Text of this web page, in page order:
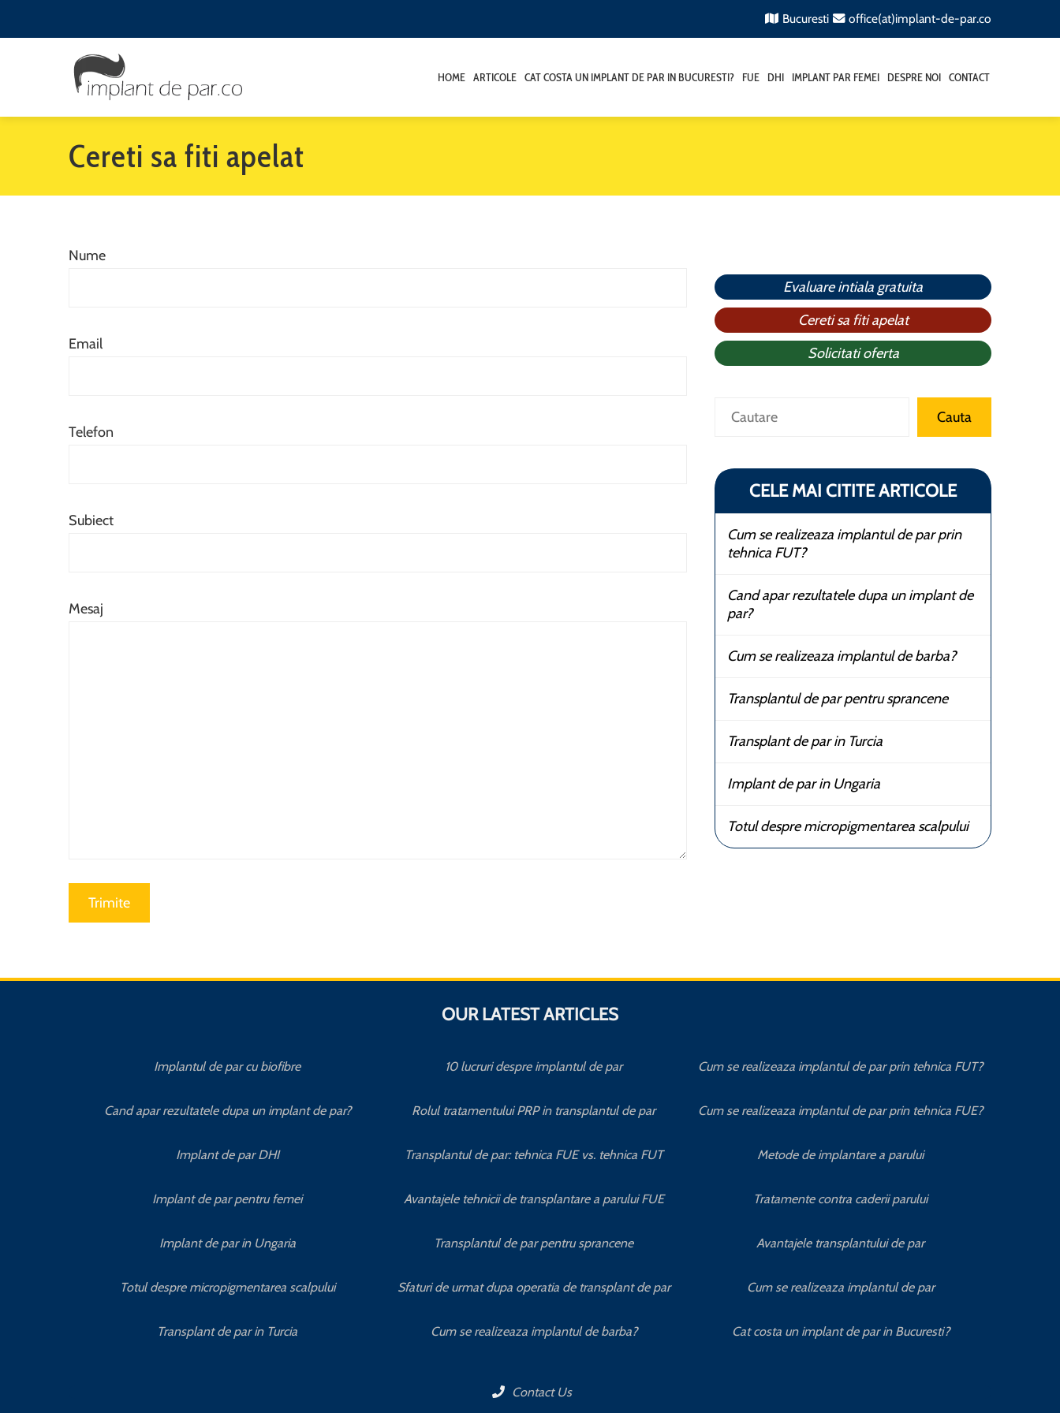
Bucuresti office(at)implant-de-par.co
HOME ARTICOLE CAT COSTA UN IMPLANT DE PAR IN BUCURESTI? FUE DHI IMPLANT PAR FEMEI DESPRE NOI CONTACT
Cereti sa fiti apelat
Nume
Email
Telefon
Subiect
Mesaj
Evaluare intiala gratuita
Cereti sa fiti apelat
Solicitati oferta
Caută Cauta
CELE MAI CITITE ARTICOLE
Cum se realizeaza implantul de par prin
tehnica FUT?
Cand apar rezultatele dupa un implant de
par?
Cum se realizeaza implantul de barba?
Transplantul de par pentru sprancene
Transplant de par in Turcia
Implant de par in Ungaria
Totul despre micropigmentarea scalpului
OUR LATEST ARTICLES
Implantul de par cu biofibre
Cand apar rezultatele dupa un implant de par?
Implant de par DHI
Implant de par pentru femei
Implant de par in Ungaria
Totul despre micropigmentarea scalpului
Transplant de par in Turcia
10 lucruri despre implantul de par
Rolul tratamentului PRP in transplantul de par
Transplantul de par: tehnica FUE vs. tehnica FUT
Avantajele tehnicii de transplantare a parului FUE
Transplantul de par pentru sprancene
Sfaturi de urmat dupa operatia de transplant de par
Cum se realizeaza implantul de barba?
Cum se realizeaza implantul de par prin tehnica FUT?
Cum se realizeaza implantul de par prin tehnica FUE?
Metode de implantare a parului
Tratamente contra caderii parului
Avantajele transplantului de par
Cum se realizeaza implantul de par
Cat costa un implant de par in Bucuresti?
Contact Us